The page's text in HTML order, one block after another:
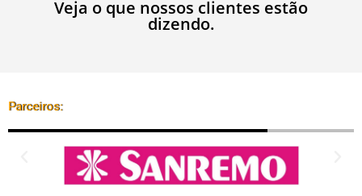
Veja o que nossos clientes estão
dizendo.
Parceiros: